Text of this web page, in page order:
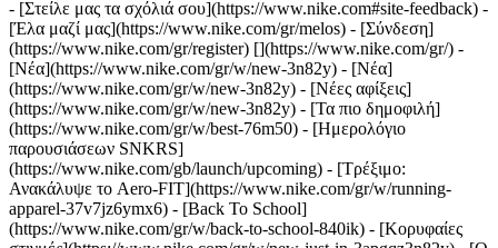
- [Στείλε μας τα σχόλιά σου](https://www.nike.com#site-feedback) -
[Έλα μαζί μας](https://www.nike.com/gr/melos) - [Σύνδεση]
(https://www.nike.com/gr/register) [](https://www.nike.com/gr/) -
[Νέα](https://www.nike.com/gr/w/new-3n82y) - [Νέα]
(https://www.nike.com/gr/w/new-3n82y) - [Νέες αφίξεις]
(https://www.nike.com/gr/w/new-3n82y) - [Τα πιο δημοφιλή]
(https://www.nike.com/gr/w/best-76m50) - [Ημερολόγιο
παρουσιάσεων SNKRS]
(https://www.nike.com/gb/launch/upcoming) - [Τρέξιμο:
Ανακάλυψε το Aero-FIT](https://www.nike.com/gr/w/running-
apparel-37v7jz6ymx6) - [Back To School]
(https://www.nike.com/gr/w/back-to-school-840ik) - [Κορυφαίες